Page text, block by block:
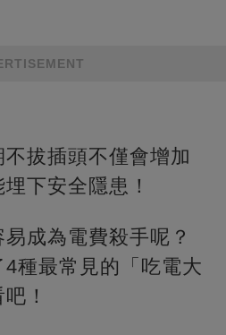
拔插頭不僅會增加
下安全隱患！
成為電費殺手呢？
種最常見的「吃電大
！